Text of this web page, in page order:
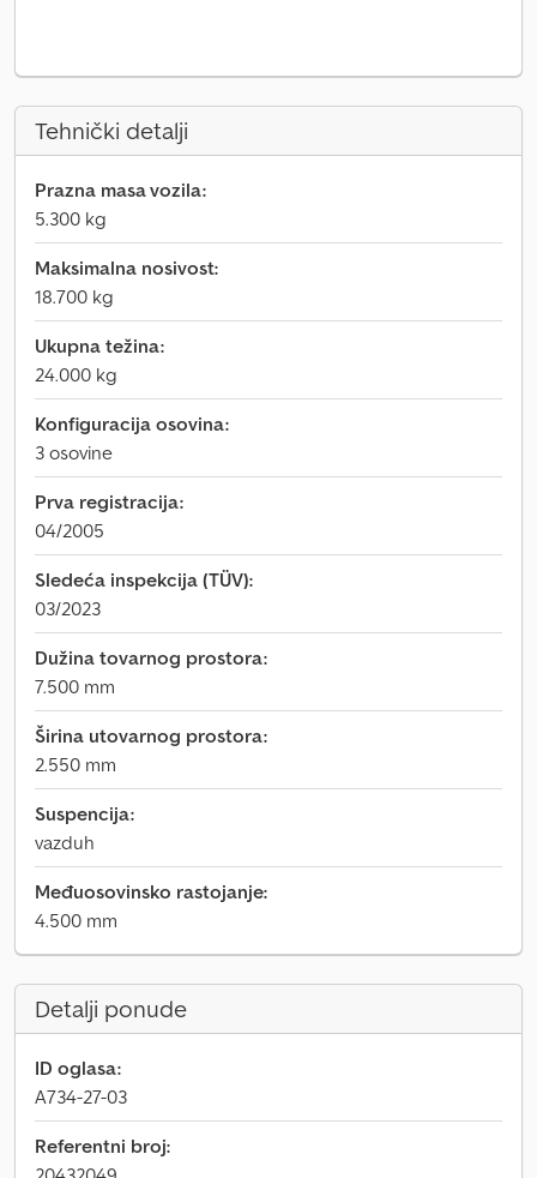
Tehnički detalji
Prazna masa vozila:
5.300 kg
Maksimalna nosivost:
18.700 kg
Ukupna težina:
24.000 kg
Konfiguracija osovina:
3 osovine
Prva registracija:
04/2005
Sledeća inspekcija (TÜV):
03/2023
Dužina tovarnog prostora:
7.500 mm
Širina utovarnog prostora:
2.550 mm
Suspencija:
vazduh
Međuosovinsko rastojanje:
4.500 mm
Detalji ponude
ID oglasa:
A734-27-03
Referentni broj: